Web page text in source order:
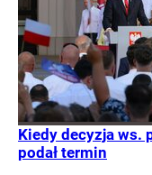
Kiedy decyzja ws.
podał termin